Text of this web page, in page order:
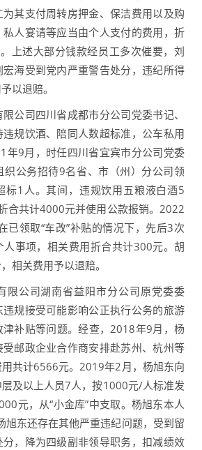
其支付周转房押金、保洁费用以及购
人宴请等应当由个人支付的费用，折
上述大部分钱款经员工多次催要，刘
海受到党内严重警告处分，违纪所得
以退赔。
司四川省成都市分公司党委书记、
规饮酒、陪同人数超标准，公车私用
年9月，时任四川省宜宾市分公司党委
织公务招待9名省、市（州）分公司领
标1人。其间，违规饮用五粮液白酒5
合共计4000元并使用公款报销。2022
已领取“车改”补贴的情况下，先后3次
事项，相关费用折合共计300元。胡
相关费用予以退赔。
公司湖南省益阳市分公司原党委委
规接受可能影响公正执行公务的旅游
补贴等问题。经查，2018年9月，杨
邮政企业合作商安排赴苏州、杭州等
共计6566元。2019年2月，杨旭东向
及以上人员7人，按1000元/人标准发
元，从“小金库”中支取。杨旭东本人
旭东还存在其他严重违纪问题，受到留
，降为四级副非领导职务，扣减绩效